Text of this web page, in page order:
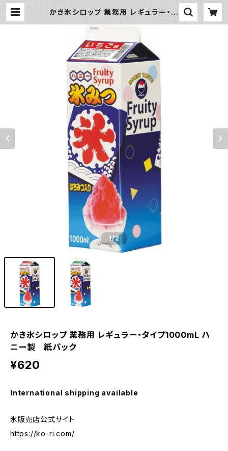
かき氷シロップ 業務用 レギュラー・タ
氷販売店
1/2
かき氷シロップ 業務用 レギュラー・タイプ1000mL ハ
ニー製 紙パック
¥620
International shipping available
氷販売店公式サイト
https://ko-ri.com/